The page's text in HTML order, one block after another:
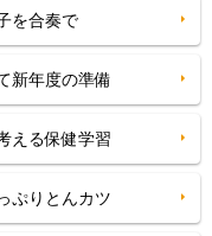
を合奏で
新年度の準備
える保健学習
ぷりとんカツ